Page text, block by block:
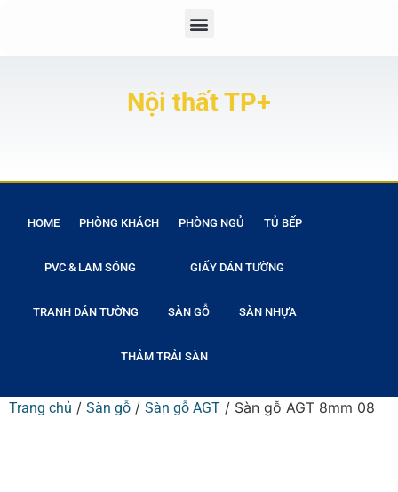
Nội thất TP+
HOME PHÒNG KHÁCH PHÒNG NGỦ TỦ BẾP
PVC & LAM SÓNG GIẤY DÁN TƯỜNG
TRANH DÁN TƯỜNG SÀN GỖ SÀN NHỰA
THẢM TRẢI SÀN
Trang chủ / Sàn gỗ / Sàn gỗ AGT / Sàn gỗ AGT 8mm 08